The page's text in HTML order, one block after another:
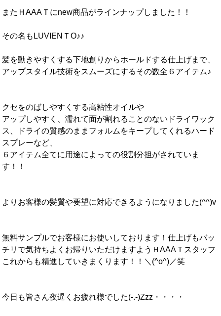
またＨAAAＴにnew商品がラインナップしました！！
その名もLUVIENＴO♪♪
髪を動きやすくする下地創りからホールドする仕上げまで、
アップスタイル技術をスムーズにするその数全６アイテム♪
クセをのばしやすくする高粘性オイルや
アップしやすく、濡れて面が割れることのないドライワック
ス、ドライの質感のままフォルムをキープしてくれるハード
スプレーなど、
６アイテム全てに用途によっての役割分担がされていま
す！！
よりお客様の髪質や要望に対応できるようになりました(^^)v
無料サンプルでお客様にお使いしております！仕上げもバッ
チリで気持ちよくお帰りいただけますようＨAAAＴスタッフ
これからも精進していきまくります！！＼(^o^)／笑
今日も皆さん夜遅くお疲れ様でした(-.-)Zzz・・・・